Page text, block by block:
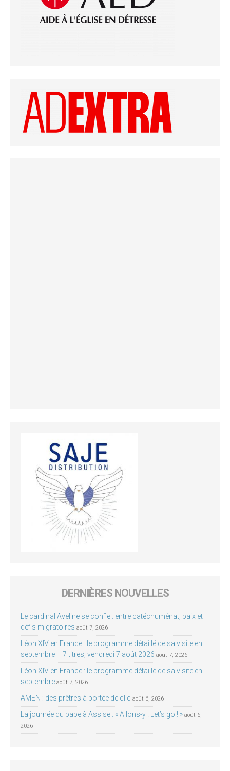
DERNIÈRES NOUVELLES
Le cardinal Aveline se confie : entre catéchuménat, paix et
défis migratoires août 7, 2026
Léon XIV en France : le programme détaillé de sa visite en
septembre – 7 titres, vendredi 7 août 2026 août 7, 2026
Léon XIV en France : le programme détaillé de sa visite en
septembre août 7, 2026
AMEN : des prêtres à portée de clic août 6, 2026
La journée du pape à Assise : « Allons-y ! Let’s go ! » août 6,
2026